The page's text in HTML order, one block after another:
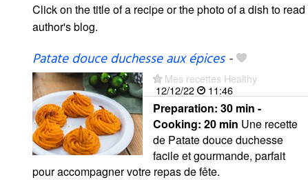
Click on the title of a recipe or the photo of a dish to
author's blog.
Patate douce duchesse aux épices-
Mes recettes Healthy
12/12/22
11:46
Preparation: 30 min -
Cooking: 20 min Une recette
de Patate douce duchesse
facile et gourmande, parfait
pour accompagner votre repas de fête.